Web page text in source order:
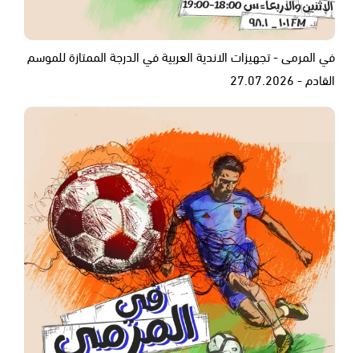
في المرمى - تجهيزات الاندية العربية في الدرجة الممتازة للموسم
القادم - 27.07.2026